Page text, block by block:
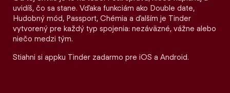
uvidíš, čo sa stane. Vďaka funkciám ako Double date,
Hudobný mód, Passport, Chémia a ďalším je Tinder
vytvorený pre každý typ spojenia: nezáväzné, vážne alebo
niečo medzi tým.
Stiahni si appku Tinder zadarmo pre iOS a Android.